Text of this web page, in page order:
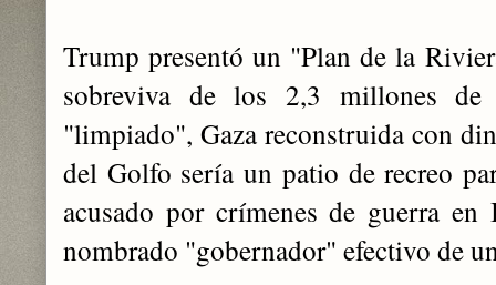
Trump presentó un "Plan de la
sobreviva de los 2,3 millones de
"limpiado", Gaza reconstruida con
del Golfo sería un patio de recreo
acusado por crímenes de guerra
nombrado "gobernador" efectivo de